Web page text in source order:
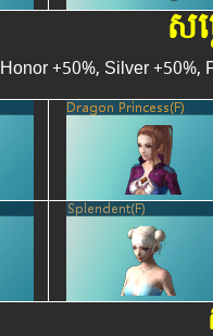
ស
Honor +50%, Silver